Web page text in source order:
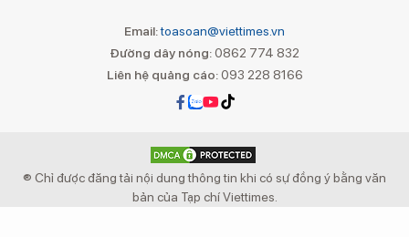
Email:toasoan@viettimes.vn
Đường dây nóng: 0862 774 832
Liên hệ quảng cáo:093 228 8166
® Chỉ được đăng tải nội dung thông tin khi có sự đồng ý bằng văn
bản của Tạp chí Viettimes.